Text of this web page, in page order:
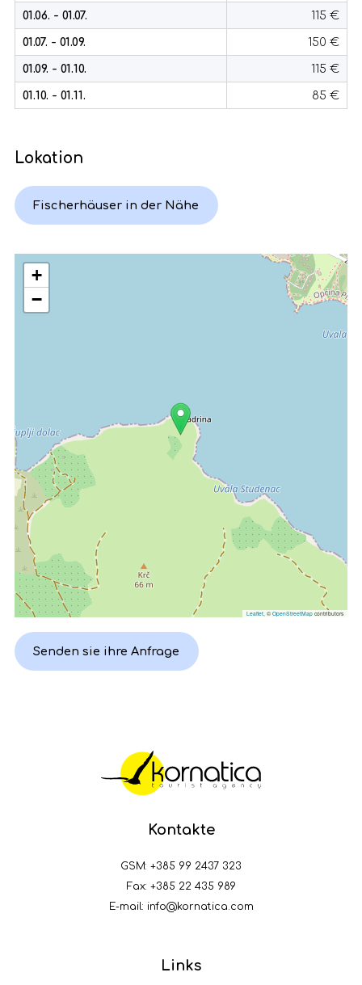
01.06. - 01.07. 115 €
01.07. - 01.09. 150 €
01.09. - 01.10. 115 €
01.10. - 01.11. 85 €
Lokation
Fischerhäuser in der Nähe
+
−
Leaflet , © OpenStreetMap contributors
Senden sie ihre Anfrage
Kontakte
GSM: +385 99 2437 323
Fax: +385 22 435 989
E-mail: info@kornatica.com
Links